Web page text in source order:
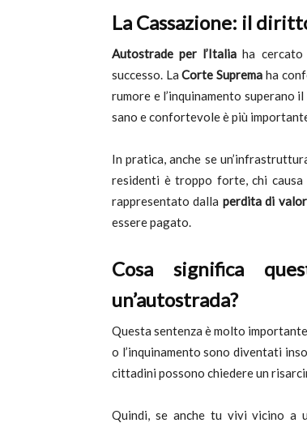
La Cassazione: il
Autostrade per l’Italia ha cercato
successo. LaCorte Suprema ha
rumore e l’inquinamento
sano e confortevole è più
In pratica, anche se
residenti è troppo forte, chi
rappresentato dalla perdita di
essere pagato.
Cosa significa
un’autostrada?
Questa sentenza è molto
o l’inquinamento sono diventati
cittadini possono chiedere un
Quindi, se anche tu vivi vicino a